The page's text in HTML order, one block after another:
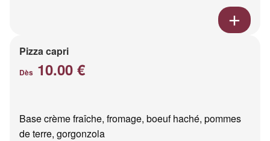
Pizza capri
Dès 10.00 €
Base crème fraîche, fromage, boeuf haché, pommes
de terre, gorgonzola